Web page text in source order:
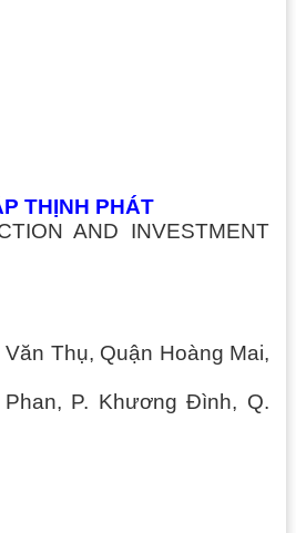
THỊNH PHÁT
AND INVESTMENT
Thụ, Quận Hoàng Mai,
P. Khương Đình, Q.